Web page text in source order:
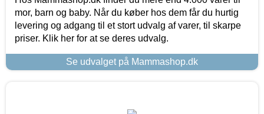
mor, barn og baby. Når du køber hos dem får du hurtig
levering og adgang til et stort udvalg af varer, til skarpe
priser. Klik her for at se deres udvalg.
Se udvalget på Mammashop.dk